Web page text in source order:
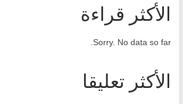
الأكثر قراءة
Sorry. No data so far.
الأكثر تعليقا